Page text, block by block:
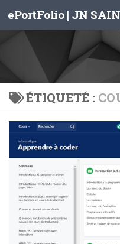
Skip to content
ePortFolio | JN
ÉTIQUETÉ :